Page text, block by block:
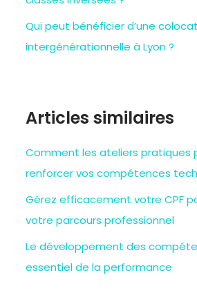
Qui peut bénéficier d’une
intergénérationnelle à Lyon ?
Articles similaires
Comment les ateliers pratiques
renforcer vos compétences
Gérez efficacement votre CPF
votre parcours professionnel
Le développement des
essentiel de la performance